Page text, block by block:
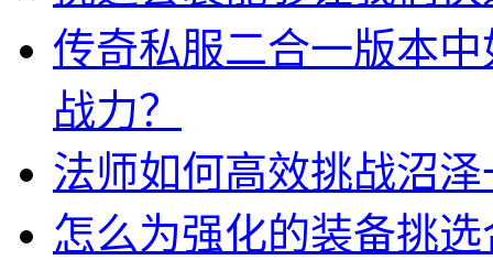
传奇私服二合一版本
战力？
法师如何高效挑战沼
怎么为强化的装备挑